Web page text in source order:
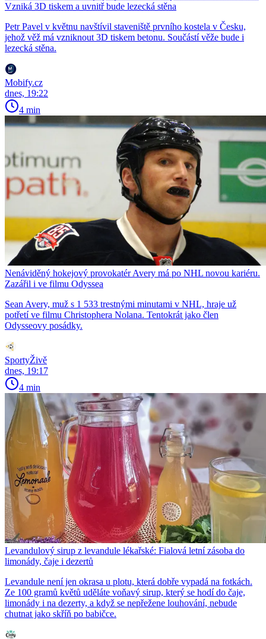
Vzniká 3D tiskem a uvnitř bude lezecká stěna
Petr Pavel v květnu navštívil staveniště prvního kostela v Česku,
jehož věž má vzniknout 3D tiskem betonu. Součástí věže bude i
lezecká stěna.
Mobify.cz
dnes, 19:22
4 min
Nenáviděný hokejový provokatér Avery má po NHL novou kariéru.
Zazářil i ve filmu Odyssea
Sean Avery, muž s 1 533 trestnými minutami v NHL, hraje už
potřetí ve filmu Christophera Nolana. Tentokrát jako člen
Odysseovy posádky.
SportyŽivě
dnes, 19:17
4 min
Levandulový sirup z levandule lékařské: Fialová letní zásoba do
limonády, čaje i dezertů
Levandule není jen okrasa u plotu, která dobře vypadá na fotkách.
Ze 100 gramů květů uděláte voňavý sirup, který se hodí do čaje,
limonády i na dezerty, a když se nepřežene louhování, nebude
chutnat jako skříň po babičce.